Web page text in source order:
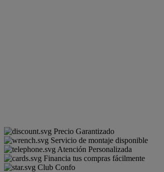
Precio Garantizado
Servicio de montaje disponible
Atención Personalizada
Financia tus compras fácilmente
Club Confo